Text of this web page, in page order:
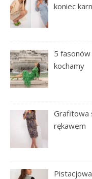
koniec
5
kochamy
Grafitowa
rękawem